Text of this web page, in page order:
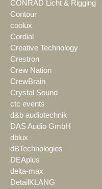
CONRAD Licht & Rigging
Contour
coolux
Cordial
Creative Technology
Crestron
Crew Nation
CrewBrain
Crystal Sound
ctc events
d&b audiotechnik
DAS Audio GmbH
dblux
dBTechnologies
DEAplus
delta-max
DetailKLANG